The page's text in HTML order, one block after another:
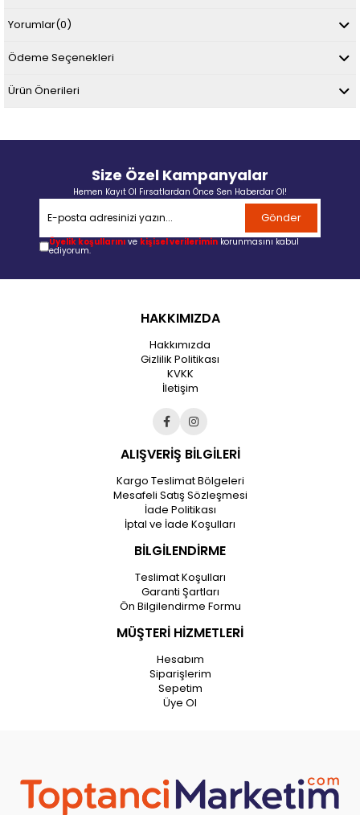
Yorumlar(0)
Ödeme Seçenekleri
Ürün Önerileri
Size Özel Kampanyalar
Hemen Kayıt Ol Fırsatlardan Önce Sen Haberdar Ol!
Gönder
Üyelik koşullarını ve kişisel verilerimin korunmasını kabul
ediyorum.
HAKKIMIZDA
Hakkımızda
Gizlilik Politikası
KVKK
İletişim
ALIŞVERİŞ BİLGİLERİ
Kargo Teslimat Bölgeleri
Mesafeli Satış Sözleşmesi
İade Politikası
İptal ve İade Koşulları
BİLGİLENDİRME
Teslimat Koşulları
Garanti Şartları
Ön Bilgilendirme Formu
MÜŞTERİ HİZMETLERİ
Hesabım
Siparişlerim
Sepetim
Üye Ol